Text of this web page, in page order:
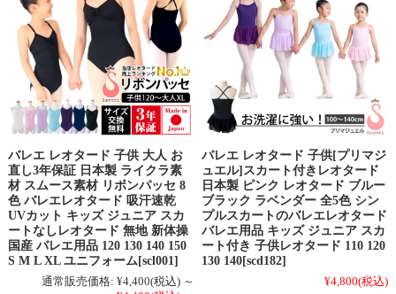
バレエ レオタード 子供 大人 お
直し3年保証 日本製 ライクラ素
材 スムース素材 リボンパッセ 8
色 バレエレオタード 吸汗速乾
UVカット キッズ ジュニア スカ
ートなしレオタード 無地 新体操
国産 バレエ用品 120 130 140 150
S M L XL ユニフォーム[scl001]
通常販売価格: ¥4,400(税込) ～
バレエ レオタード 子供[プリマジ
ュエル]スカート付きレオタード
日本製 ピンク レオタード ブルー
ブラック ラベンダー 全5色 シン
プルスカートのバレエレオタード
バレエ用品 キッズ ジュニア スカ
ート付き 子供レオタード 110 120
130 140[scd182]
¥4,800(税込)